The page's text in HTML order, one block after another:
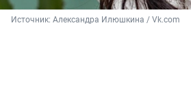
Источник: Александра Илюшкина / Vk.com